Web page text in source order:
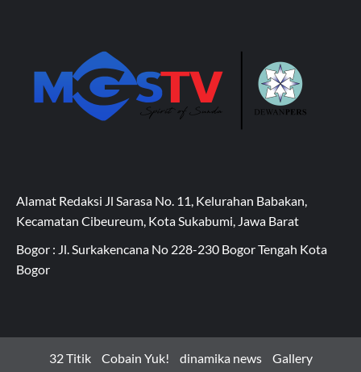
Alamat Redaksi Jl Sarasa No. 11, Kelurahan Babakan,
Kecamatan Cibeureum, Kota Sukabumi, Jawa Barat
Bogor : Jl. Surkakencana No 228-230 Bogor Tengah Kota
Bogor
32 Titik Cobain Yuk! dinamika news
Gallery